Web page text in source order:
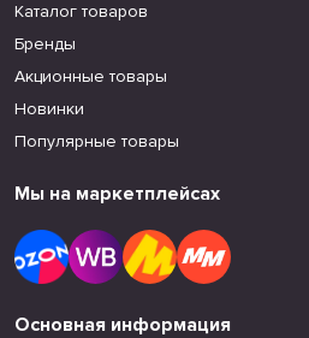
Каталог товаров
Бренды
Акционные товары
Новинки
Популярные товары
Мы на маркетплейсах
Основная информация